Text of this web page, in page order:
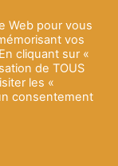
| Un site réalisé
: 521 710 384 )
Web pour vous
vos
cliquant sur «
de TOUS
les «
consentement